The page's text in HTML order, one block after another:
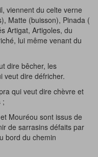
viennent du celte verne
Matte (buisson), Pinada (
Artigat, Artigoles, du
lui même venant du
dire bêcher, les
veut dire défricher.
qui veut dire chèvre et
;
Mouréou sont issus de
de sarrasins défaits par
bord du chemin